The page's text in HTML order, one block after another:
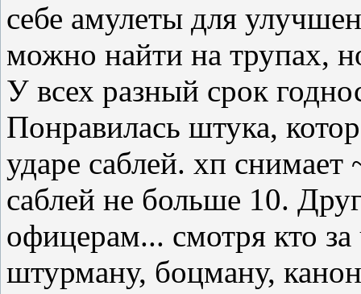
себе амулеты для
можно найти на трупах,
У всех разный срок
Понравилась штука,
ударе саблей. хп снимает
саблей не больше 10.
офицерам... смотря кто
штурману, боцману,